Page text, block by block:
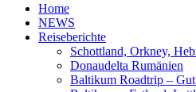
Home
NEWS
Reiseberichte
Schottland, Orkney,
Donaudelta Rumänien
Baltikum Roadtrip –